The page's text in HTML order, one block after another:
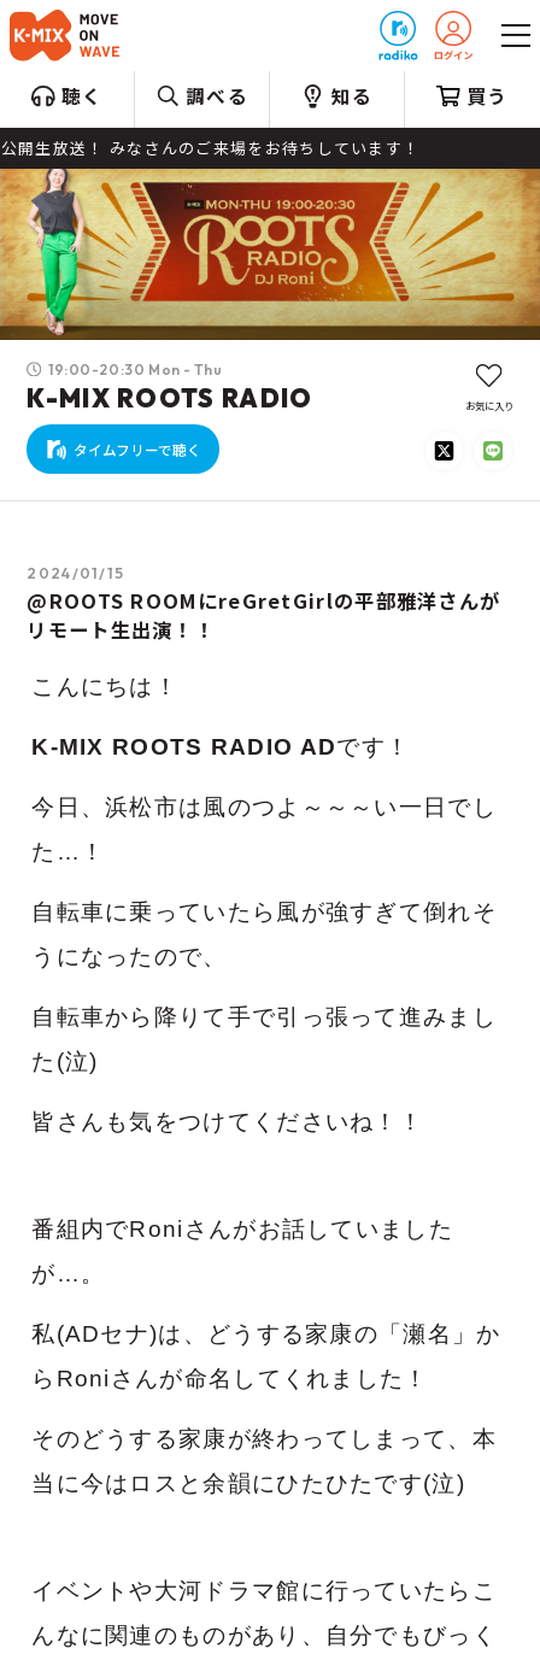
聴く 調べる 知る 買う
送！ みなさんのご来場をお待ちしています！
19:00-20:30 Mon - Thu
K-MIX ROOTS RADIO
タイムフリーで聴く
お気に入り
2024/01/15
@ROOTS ROOMにreGretGirlの平部雅洋さんが
リモート生出演！！
こんにちは！
K-MIX ROOTS RADIO ADです！
今日、浜松市は風のつよ～～～い一日でし
た…！
自転車に乗っていたら風が強すぎて倒れそ
うになったので、
自転車から降りて手で引っ張って進みまし
た(泣)
皆さんも気をつけてくださいね！！
番組内でRoniさんがお話していました
が…。
私(ADセナ)は、どうする家康の「瀬名」か
らRoniさんが命名してくれました！
そのどうする家康が終わってしまって、本
当に今はロスと余韻にひたひたです(泣)
イベントや大河ドラマ館に行っていたらこ
んなに関連のものがあり、自分でもびっく